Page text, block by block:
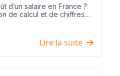
d’un salaire en France ?
de calcul et de chiffres…
Lire la suite